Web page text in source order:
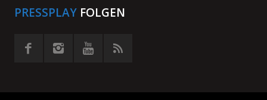
PRESSPLAY FOLGEN